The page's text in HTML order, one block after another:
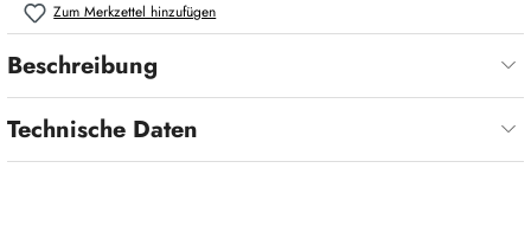
Zum Merkzettel hinzufügen
Beschreibung
Technische Daten